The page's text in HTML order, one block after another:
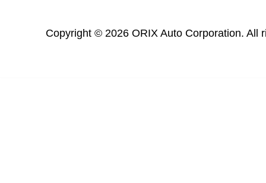
Copyright © 2026 ORIX Auto Corporation. All